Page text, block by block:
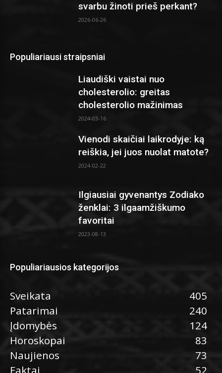
svarbu žinoti prieš perkant?
2026-06-26
Populiariausi straipsniai
Liaudiški vaistai nuo
cholesterolio: greitas
cholesterolio mažinimas
2024-03-16
Vienodi skaičiai laikrodyje: ką
reiškia, jei juos nuolat matote?
2024-02-22
Ilgiausiai gyvenantys Zodiako
ženklai: 3 ilgaamžiškumo
favoritai
2023-08-13
Populiariausios kategorijos
Sveikata
405
Patarimai
240
Įdomybės
124
Horoskopai
83
Naujienos
73
Faktai
52